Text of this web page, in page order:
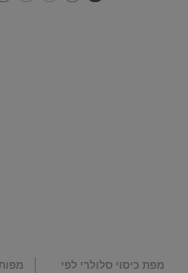
מפת כיסוי סלולרי לפי